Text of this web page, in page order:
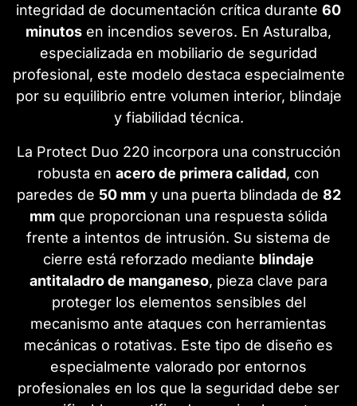
integridad de documentación crítica durante 60
minutos en incendios severos. En Asturalba,
especializada en mobiliario de seguridad
profesional, este modelo destaca especialmente
por su equilibrio entre volumen interior, blindaje
y fiabilidad técnica.
La Protect Duo 220 incorpora una construcción
robusta en acero de primera calidad, con
paredes de 50 mmy una puerta blindada de 82
mm que proporcionan una respuesta sólida
frente a intentos de intrusión. Su sistema de
cierre está reforzado mediante blindaje
antitaladro de manganeso, pieza clave para
proteger los elementos sensibles del
mecanismo ante ataques con herramientas
mecánicas o rotativas. Este tipo de diseño es
especialmente valorado por entornos
profesionales en los que la seguridad debe ser